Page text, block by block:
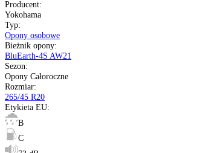
73 dB
Nie
Japonia
Nie starsze niż 20 miesięcy
pełna specyfikacja
Transport gratis
Szybka wysyłka
14 dni na zwrot
Kup opony na raty